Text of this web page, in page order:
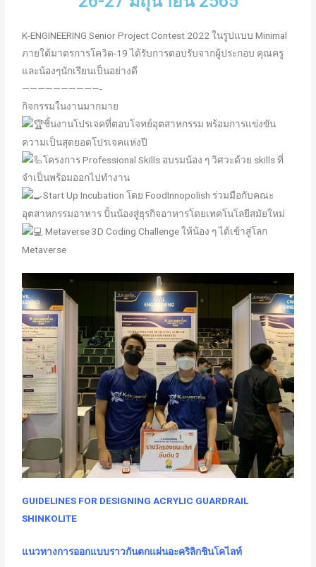
K-ENGINEERING Senior Project Contest 2022 ในรูปแบบ Minimal
ภายใต้มาตรการโควิด-19 ได้รับการตอบรับจากผู้ประกอบ คุณครู
และน้องๆนักเรียนเป็นอย่างดี
——————————-
กิจกรรมในงานมากมาย
ชิ้นงานโปรเจคที่ตอบโจทย์อุตสาหกรรม พร้อมการแข่งขัน
ความเป็นสุดยอดโปรเจคแห่งปี
โครงการ Professional Skills อบรมน้อง ๆ วิศวะด้วย skills ที่
จำเป็นพร้อมออกไปทำงาน
Start Up Incubation โดย FoodInnopolish ร่วมมือกับคณะ
อุตสาหกรรมอาหาร ปั้นน้องสู่ธุรกิจอาหารโดยเทคโนโลยีสมัยใหม่
Metaverse 3D Coding Challenge ให้น้อง ๆ ได้เข้าสู่โลก
Metaverse
GUIDELINES FOR DESIGNING ACRYLIC GUARDRAIL
SHINKOLITE
แนวทางการออกแบบราวกันตกแผ่นอะคริลิกชินโคไลท์